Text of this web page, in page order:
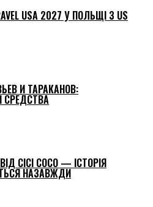
USA 2027 У ПОЛЬЩІ З US
И ТАРАКАНОВ:
СРЕДСТВА
CICI COCO — ІСТОРІЯ
НАЗАВЖДИ